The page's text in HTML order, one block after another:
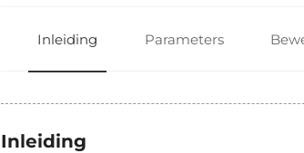
Inleiding Parameters
Inleiding